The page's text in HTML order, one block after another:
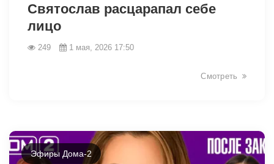
Святослав расцарапал себе
лицо
249 1 мая, 2026 17:50
Смотреть
Эфиры Дома-2